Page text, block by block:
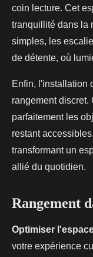
coin lecture. Cet
tranquillité dans la
simples, les
de détente, où
Enfin, l'installation
rangement discret.
parfaitement les
restant
transformant un
allié du quotidien.
Rangement
Optimiser
votre expérience